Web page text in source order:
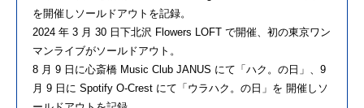
を開催しソールドアウトを記録。
2024 年 3 月 30 日下北沢 Flowers LOFT で開催、初の東京ワン
マンライブがソールドアウト。
8 月 9 日に心斎橋 Music Club JANUS にて「ハク。の日」、9
月 9 日に Spotify O-Crest にて「ウラハク。の日」を 開催しソ